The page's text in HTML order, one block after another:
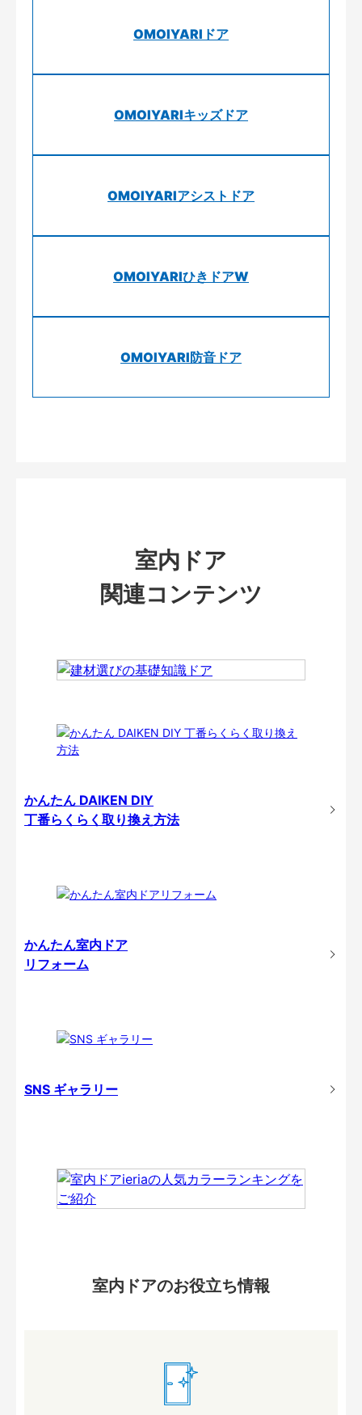
OMOIYARIドア
OMOIYARIキッズドア
OMOIYARIアシストドア
OMOIYARIひきドアW
OMOIYARI防音ドア
室内ドア
関連コンテンツ
かんたん DAIKEN DIY
丁番らくらく取り換え方法
かんたん室内ドア
リフォーム
SNS ギャラリー
室内ドアのお役立ち情報